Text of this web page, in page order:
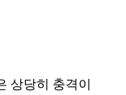
상당히 충격이